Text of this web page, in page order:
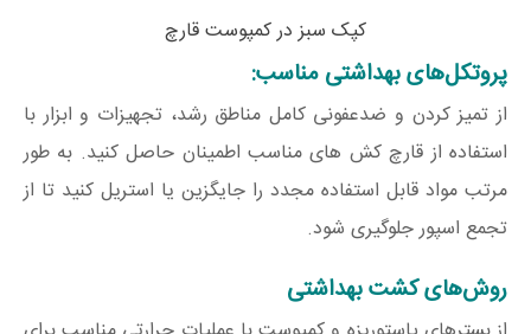
کپک سبز در کمپوست قارچ
پروتکل‌های بهداشتی مناسب:
از تمیز کردن و ضدعفونی کامل مناطق رشد، تجهیزات و ابزار با
استفاده از قارچ کش های مناسب اطمینان حاصل کنید. به طور
مرتب مواد قابل استفاده مجدد را جایگزین یا استریل کنید تا از
تجمع اسپور جلوگیری شود.
روش‌های کشت بهداشتی